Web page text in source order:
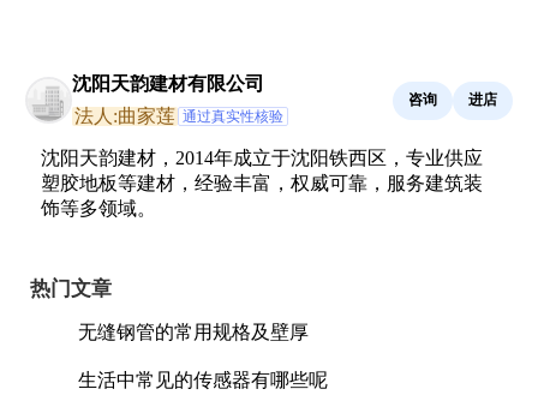
沈阳天韵建材有限公司
法人:曲家莲 通过真实性核验
咨询 进店
沈阳天韵建材，2014年成立于沈阳铁西区，专业供应
塑胶地板等建材，经验丰富，权威可靠，服务建筑装
饰等多领域。
热门文章
无缝钢管的常用规格及壁厚
生活中常见的传感器有哪些呢